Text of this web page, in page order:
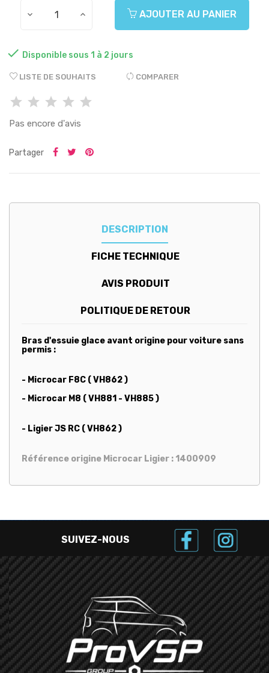
AJOUTER AU PANIER
 Disponible sous 1 à 2 jours
LISTE DE SOUHAITS COMPARER
Pas encore d'avis
Partager
DESCRIPTION
FICHE TECHNIQUE
AVIS PRODUIT
POLITIQUE DE RETOUR
Bras d'essuie glace avant origine pour voiture sans
permis :
- Microcar F8C ( VH862 )
- Microcar M8 ( VH881 - VH885 )
- Ligier JS RC ( VH862 )
Référence origine Microcar Ligier : 1400909
SUIVEZ-NOUS